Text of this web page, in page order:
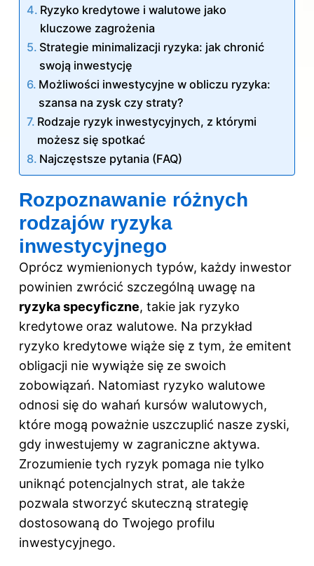
Ryzyko kredytowe i walutowe jako
kluczowe zagrożenia
Strategie minimalizacji ryzyka: jak chronić
swoją inwestycję
Możliwości inwestycyjne w obliczu ryzyka:
szansa na zysk czy straty?
Rodzaje ryzyk inwestycyjnych, z którymi
możesz się spotkać
Najczęstsze pytania (FAQ)
Rozpoznawanie różnych
rodzajów ryzyka
inwestycyjnego
Oprócz wymienionych typów, każdy inwestor
powinien zwrócić szczególną uwagę na
ryzyka specyficzne, takie jak ryzyko
kredytowe oraz walutowe. Na przykład
ryzyko kredytowe wiąże się z tym, że emitent
obligacji nie wywiąże się ze swoich
zobowiązań. Natomiast ryzyko walutowe
odnosi się do wahań kursów walutowych,
które mogą poważnie uszczuplić nasze zyski,
gdy inwestujemy w zagraniczne aktywa.
Zrozumienie tych ryzyk pomaga nie tylko
uniknąć potencjalnych strat, ale także
pozwala stworzyć skuteczną strategię
dostosowaną do Twojego profilu
inwestycyjnego.